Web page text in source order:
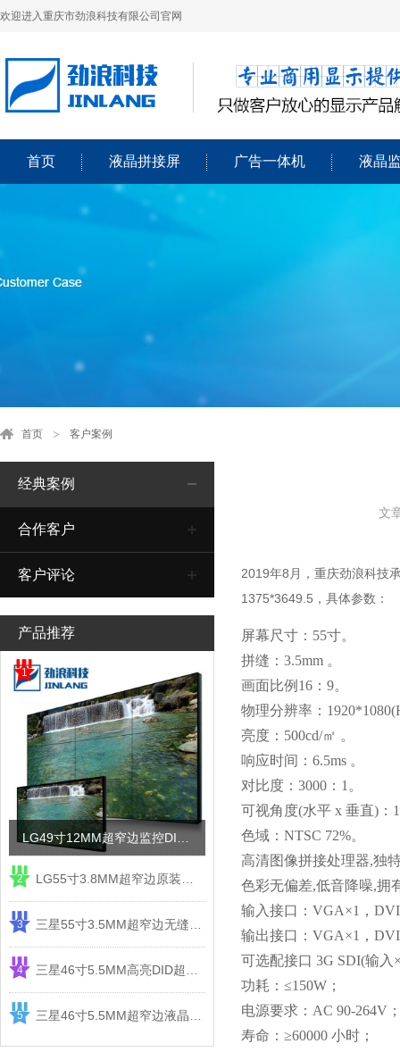
欢迎进入重庆市劲浪科技有限公司官网
首页 液晶拼接屏 广告一体机 液晶
首页 客户案例
经典案例
合作客户
客户评论
产品推荐
1
2
3
4
5
文
2019年8月，重庆劲浪科技
1375*3649.5，具体参数：
屏幕尺寸：55寸。
拼缝：3.5mm 。
画面比例16：9。
物理分辨率：
亮度：500cd/㎡ 。
响应时间：6.5ms 。
对比度：3000：1。
可视角度(水平 x 垂直)：
色域：NTSC 72%。
高清图像拼接处理器,独
色彩无偏差,低音降噪,拥
输入接口：VGA×1，
输出接口：VGA×1，
可选配接口 3G SDI(输入
功耗：≤150W；
电源要求：AC 90-264V
寿命：≥60000 小时；